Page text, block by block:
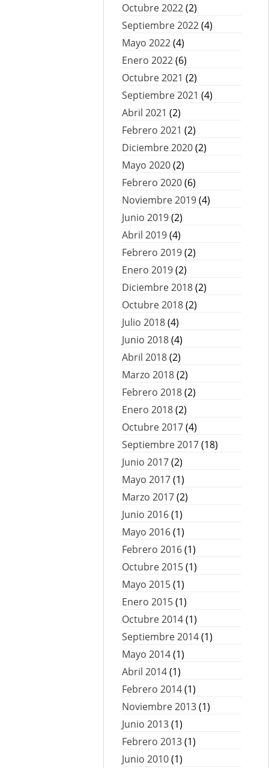
Octubre 2022(2)
Septiembre 2022(4)
Mayo 2022(4)
Enero 2022(6)
Octubre 2021 (2)
Septiembre 2021 (4)
Abril 2021 (2)
Febrero 2021 (2)
Diciembre 2020(2)
Mayo 2020(2)
Febrero 2020(6)
Noviembre 2019(4)
Junio 2019(2)
Abril 2019(4)
Febrero 2019(2)
Enero 2019(2)
Diciembre 2018(2)
Octubre 2018(2)
Julio 2018(4)
Junio 2018(4)
Abril 2018(2)
Marzo 2018(2)
Febrero 2018(2)
Enero 2018(2)
Octubre 2017(4)
Septiembre 2017(18)
Junio 2017(2)
Mayo 2017(1)
Marzo 2017(2)
Junio 2016(1)
Mayo 2016(1)
Febrero 2016(1)
Octubre 2015(1)
Mayo 2015(1)
Enero 2015(1)
Octubre 2014(1)
Septiembre 2014(1)
Mayo 2014(1)
Abril 2014(1)
Febrero 2014(1)
Noviembre 2013(1)
Junio 2013(1)
Febrero 2013(1)
Junio 2010(1)